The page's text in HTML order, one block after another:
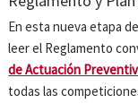
En esta nueva etapa
leer el Reglamento
de Actuación
todas las